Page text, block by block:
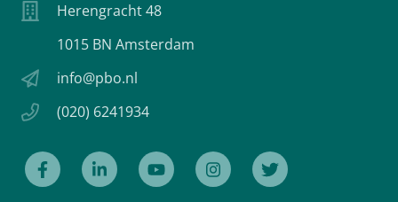
Herengracht 48
1015 BN Amsterdam
info@pbo.nl
(020) 6241934